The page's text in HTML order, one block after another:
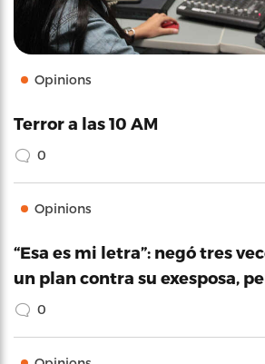
Opinions
Terror a las 10 AM
0
Opinions
“Esa es mi letra”: negó tres
un plan contra su exesposa,
0